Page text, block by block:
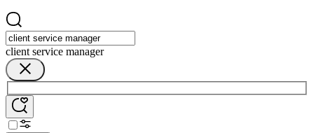
client service manager